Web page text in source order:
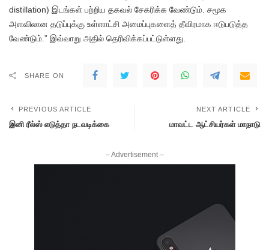
distillation) இடங்கள் பற்றிய தகவல் சேகரிக்க வேண்டும். சமூக
அளவிலான தடுப்புக்கு உள்ளாட்சி அமைப்புகளைத் தீவிரமாக ஈடுபடுத்த
வேண்டும்.” இவ்வாறு அதில் தெரிவிக்கப்பட்டுள்ளது.
SHARE ON
PREVIOUS ARTICLE
இனி ரீல்ஸ் எடுத்தா நடவடிக்கை
NEXT ARTICLE
மாவட்ட ஆட்சியர்கள் மாநாடு
– Advertisement –